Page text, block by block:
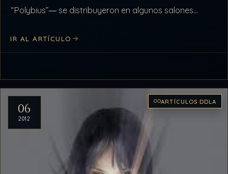
“Polybius”― se distribuyeron en algunos salones
…
IR AL ARTÍCULO
06
2012
ARTÍCULOS DDLA